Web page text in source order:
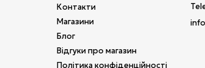
Контакти
Магазини
Блог
Відгуки про магазин
Політика конфіденційності